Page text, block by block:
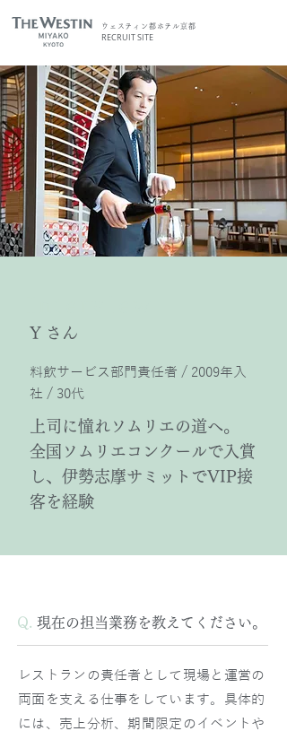
ウェスティン都ホテル京都
RECRUIT SITE
Y さん
料飲サービス部門責任者 / 2009年入
社 / 30代
上司に憧れソムリエの道へ。
全国ソムリエコンクールで入賞
し、伊勢志摩サミットでVIP接
客を経験
Q. 現在の担当業務を教えてください。
レストランの責任者として現場と運営の
両面を支える仕事をしています。具体的
には、売上分析、期間限定のイベントや